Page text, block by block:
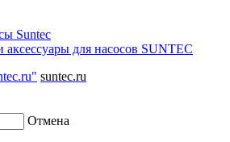
Suntec
аксессуары для насосов SUNTEC
suntec.ru
Отмена